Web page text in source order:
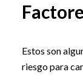
Estos son
riesgo para